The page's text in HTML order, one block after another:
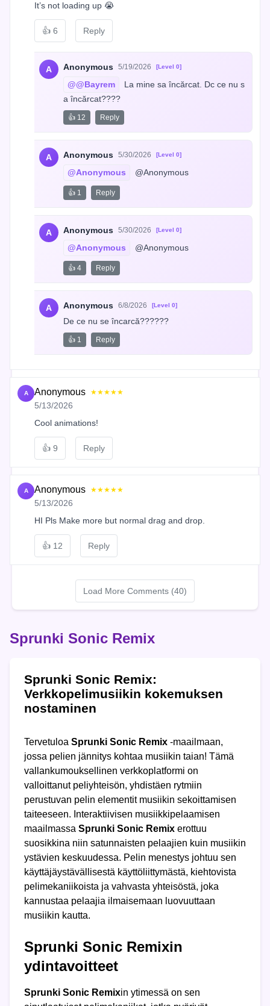
It’s not loading up 😭
👍 6 Reply
A Anonymous 5/19/2026 [Level 0]
@@Bayrem
La mine sa încărcat. Dc ce nu s
a încărcat????
👍 12 Reply
A Anonymous 5/30/2026 [Level 0]
@Anonymous @Anonymous
👍 1 Reply
A Anonymous 5/30/2026 [Level 0]
@Anonymous @Anonymous
👍 4 Reply
A Anonymous 6/8/2026 [Level 0]
De ce nu se încarcă??????
👍 1 Reply
A Anonymous ★★★★★
5/13/2026
Cool animations!
👍 9 Reply
A Anonymous ★★★★★
5/13/2026
HI Pls Make more but normal drag and drop.
👍 12 Reply
Load More Comments (40)
Sprunki Sonic Remix
Sprunki Sonic Remix:
Verkkopelimusiikin kokemuksen
nostaminen
Tervetuloa Sprunki Sonic Remix -maailmaan,
jossa pelien jännitys kohtaa musiikin taian! Tämä
vallankumouksellinen verkkoplatformi on
valloittanut peliyhteisön, yhdistäen rytmiin
perustuvan pelin elementit musiikin sekoittamisen
taiteeseen. Interaktiivisen musiikkipelaamisen
maailmassa Sprunki Sonic Remix erottuu
suosikkina niin satunnaisten pelaajien kuin musiikin
ystävien keskuudessa. Pelin menestys johtuu sen
käyttäjäystävällisestä käyttöliittymästä, kiehtovista
pelimekaniikoista ja vahvasta yhteisöstä, joka
kannustaa pelaajia ilmaisemaan luovuuttaan
musiikin kautta.
Sprunki Sonic Remixin
ydintavoitteet
Sprunki Sonic Remixin ytimessä on sen